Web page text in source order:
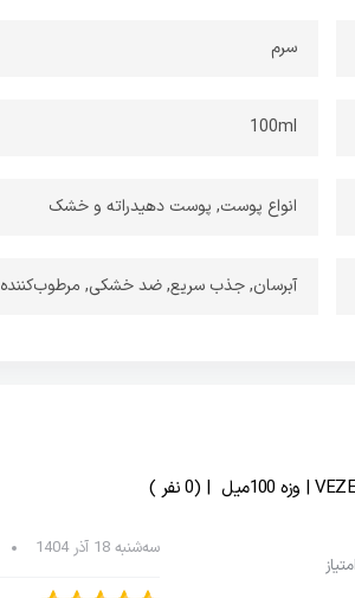
سرم
100ml
انواع پوست, پوست دهیدراته و خشک
آبرسان, جذب سریع, ضد خشکی, مرطوب‌کننده
| (0 نفر )
سه‌شنبه 18 آذر 1404